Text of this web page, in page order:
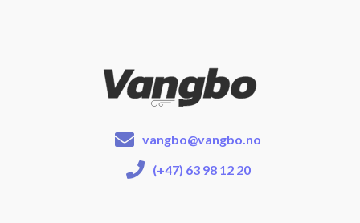
vangbo@vangbo.no
(+47) 63 98 12 20